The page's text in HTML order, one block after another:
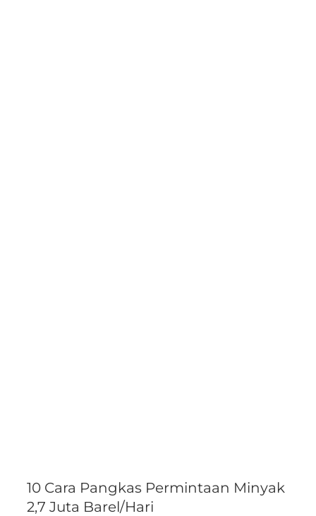
10 Cara Pangkas Permintaan Minyak
2,7 Juta Barel/Hari